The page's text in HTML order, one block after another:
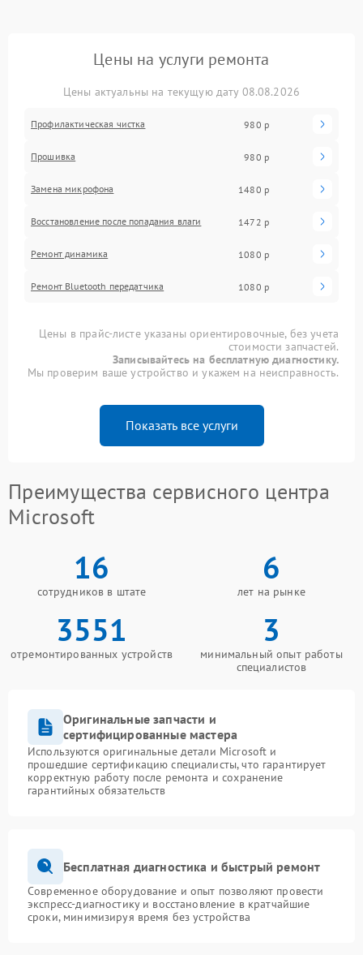
Цены на услуги ремонта
Цены актуальны на текущую дату 08.08.2026
Профилактическая чистка 980 р
Прошивка 980 р
Замена микрофона 1480 р
Восстановление после попадания влаги 1472 р
Ремонт динамика 1080 р
Ремонт Bluetooth передатчика 1080 р
Цены в прайс-листе указаны ориентировочные, без учета
стоимости запчастей.
Записывайтесь на бесплатную диагностику.
Мы проверим ваше устройство и укажем на неисправность.
Показать все услуги
Преимущества сервисного центра
Microsoft
16
сотрудников в штате
6
лет на рынке
3551
отремонтированных устройств
3
минимальный опыт работы
специалистов
Оригинальные запчасти и
сертифицированные мастера
Используются оригинальные детали Microsoft и
прошедшие сертификацию специалисты, что гарантирует
корректную работу после ремонта и сохранение
гарантийных обязательств
Бесплатная диагностика и быстрый ремонт
Современное оборудование и опыт позволяют провести
экспресс-диагностику и восстановление в кратчайшие
сроки, минимизируя время без устройства